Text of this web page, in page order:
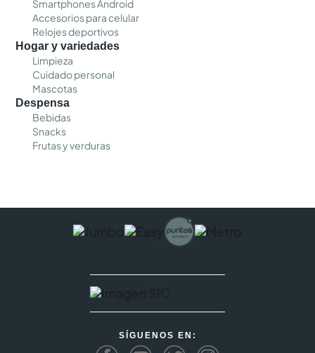
Smartphones Android
Accesorios para celular
Relojes deportivos
Hogar y variedades
Limpieza
Cuidado personal
Mascotas
Despensa
Bebidas
Snacks
Frutas y verduras
SÍGUENOS EN: